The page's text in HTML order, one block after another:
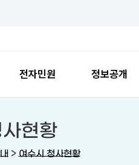
전자민원 정보공개
현황
> 여수시 청사현황